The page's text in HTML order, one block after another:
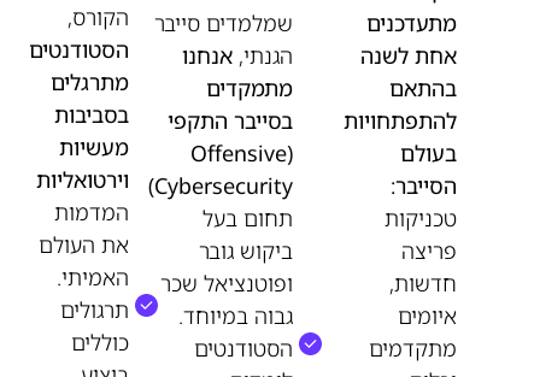
מתעדכנים
אחת לשנה
בהתאם
להתפתחויות
בעולם
הסייבר:
טכניקות
פריצה
חדשות,
איומים
מתקדמים
שמלמדים סייבר
הגנתי, אנחנו
מתמקדים
בסייבר התקפי
(Offensive
Cybersecurity)
תחום בעל
ביקוש גובר
ופוטנציאל שכר
גבוה במיוחד.
הסטודנטים
הקורס,
הסטודנטים
מתרגלים
בסביבות
מעשיות
וירטואליות
המדמות
את העולם
האמיתי.
תרגולים
כוללים